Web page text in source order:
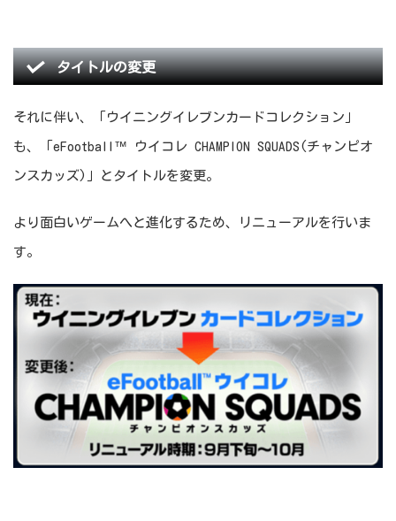
タイトルの変更
それに伴い、「ウイニングイレブンカードコレクション」
も、「eFootball™ ウイコレ CHAMPION SQUADS(チャンピオ
ンスカッズ)」とタイトルを変更。
より面白いゲームへと進化するため、リニューアルを行いま
す。